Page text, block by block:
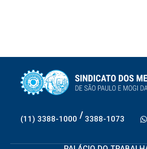
(11) 3388-1000 / 3388-1073